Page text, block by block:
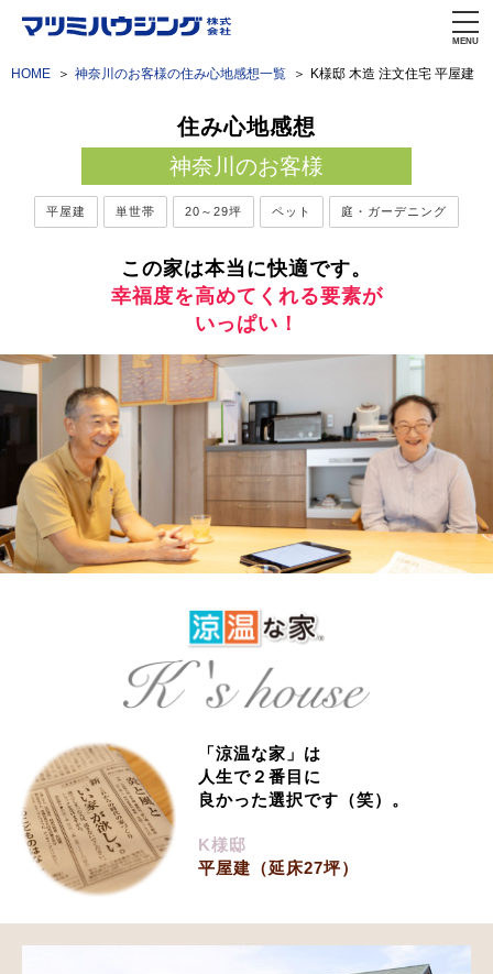
MENU
HOME 神奈川のお客様の住み心地感想一覧 K様邸 木造 注文住宅 平屋建
住み心地感想
神奈川のお客様
平屋建 単世帯 20～29坪 ペット 庭・ガーデニング
この家は本当に快適です。
幸福度を高めてくれる要素が
いっぱい！
「涼温な家」は
人生で２番目に
良かった選択です（笑）。
K様邸
平屋建（延床27坪）